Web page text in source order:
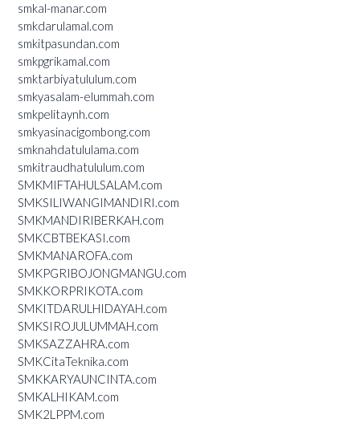
smkal-manar.com
smkdarulamal.com
smkitpasundan.com
smkpgrikamal.com
smktarbiyatululum.com
smkyasalam-elummah.com
smkpelitaynh.com
smkyasinacigombong.com
smknahdatululama.com
smkitraudhatululum.com
SMKMIFTAHULSALAM.com
SMKSILIWANGIMANDIRI.com
SMKMANDIRIBERKAH.com
SMKCBTBEKASI.com
SMKMANAROFA.com
SMKPGRIBOJONGMANGU.com
SMKKORPRIKOTA.com
SMKITDARULHIDAYAH.com
SMKSIROJULUMMAH.com
SMKSAZZAHRA.com
SMKCitaTeknika.com
SMKKARYAUNCINTA.com
SMKALHIKAM.com
SMK2LPPM.com